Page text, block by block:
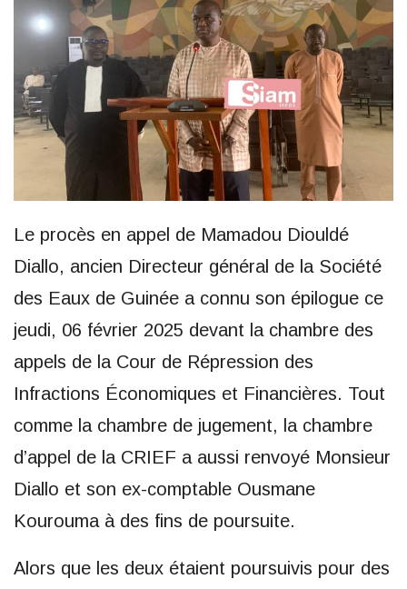
Le procès en appel de Mamadou Diouldé
Diallo, ancien Directeur général de la Société
des Eaux de Guinée a connu son épilogue ce
jeudi, 06 février 2025 devant la chambre des
appels de la Cour de Répression des
Infractions Économiques et Financières. Tout
comme la chambre de jugement, la chambre
d’appel de la CRIEF a aussi renvoyé Monsieur
Diallo et son ex-comptable Ousmane
Kourouma à des fins de poursuite.
Alors que les deux étaient poursuivis pour des